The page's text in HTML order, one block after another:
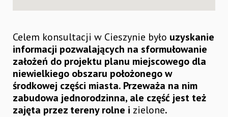
Celem konsultacji w Cieszynie było uzyskanie
informacji pozwalających na sformułowanie
założeń do projektu planu miejscowego dla
niewielkiego obszaru położonego w
środkowej części miasta. Przeważa na nim
zabudowa jednorodzinna, ale część jest też
zajęta przez tereny rolne i zielone.